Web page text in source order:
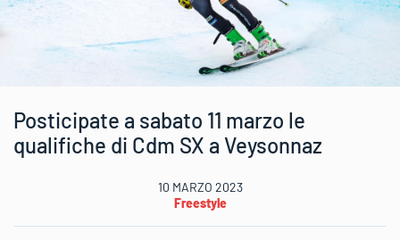
Posticipate a sabato 11 marzo le
qualifiche di Cdm SX a Veysonnaz
10 MARZO 2023
Freestyle